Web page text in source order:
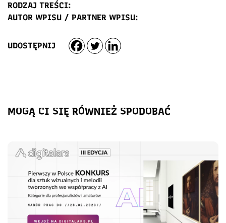
RODZAJ TREŚCI:
AUTOR WPISU / PARTNER WPISU:
UDOSTĘPNIJ
MOGĄ CI SIĘ RÓWNIEŻ SPODOBAĆ